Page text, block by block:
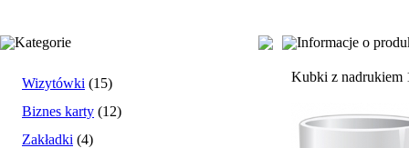
Kategorie
Wizytówki (15)
Biznes karty (12)
Zakładki (4)
Informacje o
Kubki z nadrukiem